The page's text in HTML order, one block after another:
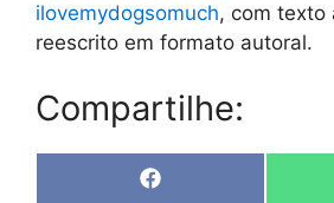
ilovemydogsomuch, com texto
reescrito em formato autoral.
Compartilhe:
Share
F